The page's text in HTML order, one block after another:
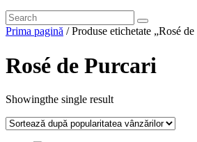
Prima pagină / Produse etichetate „Rosé
Rosé de Purcari
Showingthe single result